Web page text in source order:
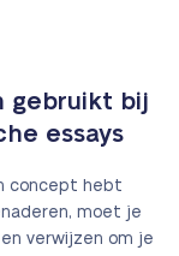
gebruikt bij
essays
concept hebt
moet je
verwijzen om je